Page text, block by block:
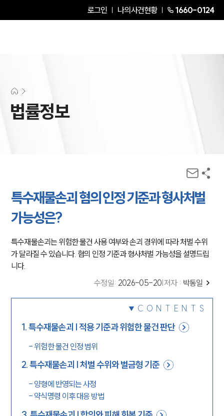
로그인 나의사건현황 1660-0124
법률정보
특수재물손괴 혐의 인정 기준과 형사처벌
가능성은?
특수재물손괴는 위험한 물건 사용 여부와 손괴 경위에 따라 처벌 수위
가 달라질 수 있습니다. 혐의 인정 기준과 형사처벌 가능성을 설명드립
니다.
수정일: 2026-05-20 저자 : 박동일
CONTENTS
1.특수재물손괴 | 적용 기준과 위험한 물건 판단
- 위험한 물건 인정 범위
2.특수재물손괴 | 처벌 수위와 벌금형 기준
- 양형에 반영되는 사정
- 약식명령 이후 대응 방법